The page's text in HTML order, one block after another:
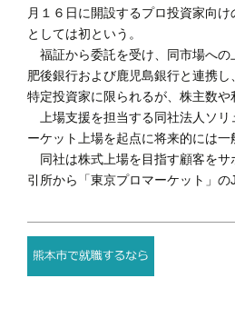
月１６日に開設するプロ投資家向
としては初という。
福証から委託を受け、同市場への
肥後銀行および鹿児島銀行と連携
特定投資家に限られるが、株主数
上場支援を担当する同社法人ソリ
ーケット上場を起点に将来的には
同社は株式上場を目指す顧客をサ
引所から「東京プロマーケット」の